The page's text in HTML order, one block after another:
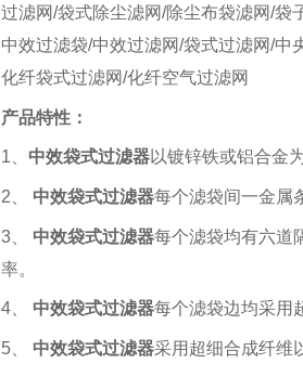
过滤网/袋式除尘滤网/除尘布袋滤网/袋
中效过滤袋/中效过滤网/袋式过滤网/中
化纤袋式过滤网/化纤空气过滤网
产品特性：
1 中效袋式过滤器以镀锌铁或铝合金
2 中效袋式过滤器每个滤袋间一金属
3 中效袋式过滤器每个滤袋均有六道
率。
4 中效袋式过滤器每个滤袋边均采用
5 中效袋式过滤器采用超细合成纤维